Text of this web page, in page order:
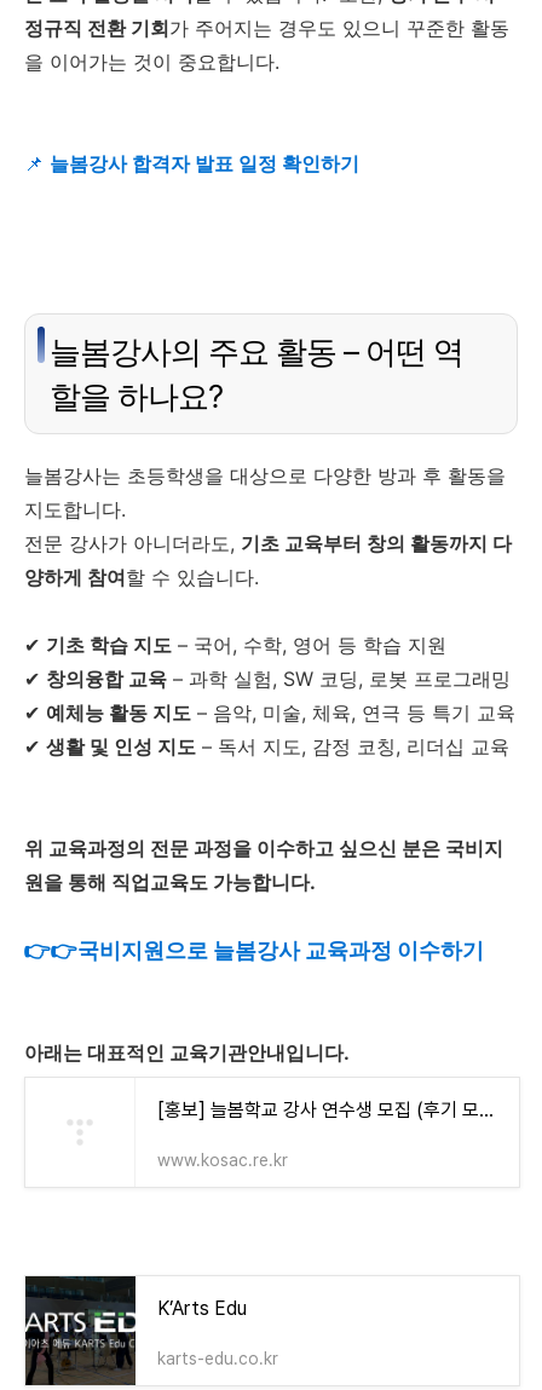
정규직 전환 기회가 주어지는 경우도 있으니 꾸준한 활동
을 이어가는 것이 중요합니다.
📌 늘봄강사 합격자 발표 일정 확인하기
늘봄강사의 주요 활동 – 어떤 역
할을 하나요?
늘봄강사는 초등학생을 대상으로 다양한 방과 후 활동을
지도합니다.
전문 강사가 아니더라도, 기초 교육부터 창의 활동까지 다
양하게 참여할 수 있습니다.
✔ 기초 학습 지도 – 국어, 수학, 영어 등 학습 지원
✔ 창의융합 교육 – 과학 실험, SW 코딩, 로봇 프로그래밍
✔ 예체능 활동 지도 – 음악, 미술, 체육, 연극 등 특기 교육
✔ 생활 및 인성 지도 – 독서 지도, 감정 코칭, 리더십 교육
위 교육과정의 전문 과정을 이수하고 싶으신 분은 국비지
원을 통해 직업교육도 가능합니다.
👉👉국비지원으로 늘봄강사 교육과정 이수하기
아래는 대표적인 교육기관안내입니다.
[홍보] 늘봄학교 강사 연수생 모집 (후기 모집) - 공지사항 - 재단 소식 - 공고/공지 - 한국과학창
www.kosac.re.kr
K’Arts Edu
karts-edu.co.kr